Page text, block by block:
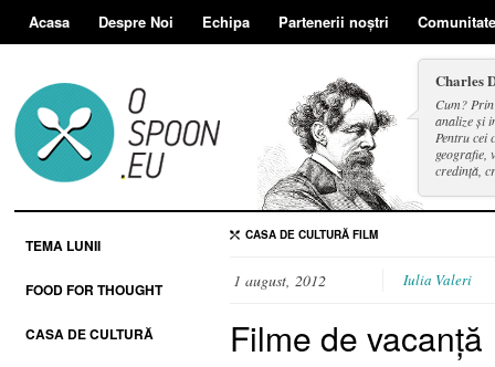
Acasa Despre Noi Echipa Partenerii noștri
Charles
Cum?
analize și
Pentru cei
geografie,
credință,
TEMA LUNII
FOOD FOR THOUGHT
CASA DE CULTURĂ
CASA DE CULTURĂ FILM
1 august, 2012 Iulia Valeri
Filme de vacanță